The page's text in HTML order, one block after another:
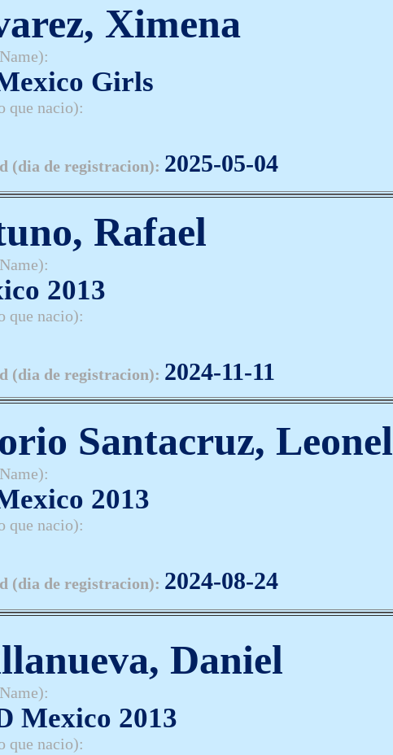
Ximena
Girls
que nacio):
(dia de registracion): 2025-05-04
Rafael
2013
que nacio):
(dia de registracion): 2024-11-11
Santacruz, Leonel
2013
que nacio):
(dia de registracion): 2024-08-24
Daniel
Mexico 2013
que nacio):